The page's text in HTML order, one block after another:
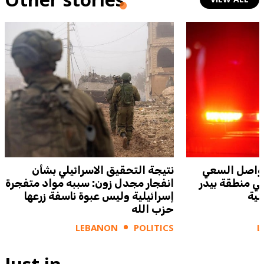
نتيجة التحقيق الاسرائيلي بشأن
انفجار مجدل زون: سببه مواد متفجرة
إسرائيلية وليس عبوة ناسفة زرعها
حزب الله
LEBANON POLITICS
يواصل السعي
منطقة بيدر